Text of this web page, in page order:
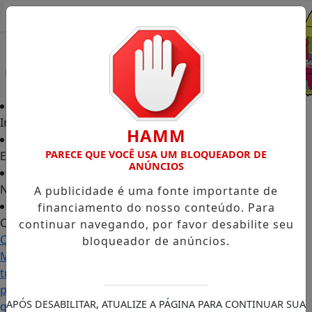
Início
Edições
Notícias
Contato
Carol
Monteiro:
trajetória
política
ganha
HAMM
PARECE QUE VOCÊ USA UM BLOQUEADOR DE
ANÚNCIOS
A publicidade é uma fonte importante de
financiamento do nosso conteúdo. Para
continuar navegando, por favor desabilite seu
bloqueador de anúncios.
APÓS DESABILITAR, ATUALIZE A PÁGINA PARA CONTINUAR SUA